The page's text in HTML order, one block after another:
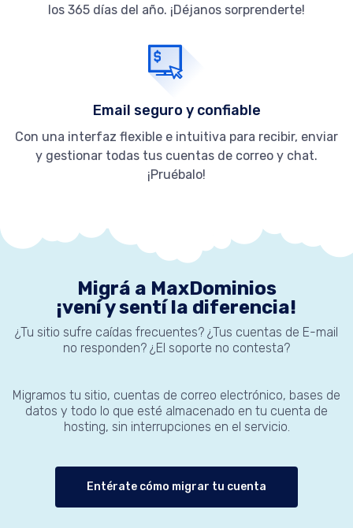
los 365 días del año. ¡Déjanos sorprenderte!
Email seguro y confiable
Con una interfaz flexible e intuitiva para recibir, enviar
y gestionar todas tus cuentas de correo y chat.
¡Pruébalo!
Migrá a MaxDominios
¡vení y sentí la diferencia!
¿Tu sitio sufre caídas frecuentes? ¿Tus cuentas de E-mail
no responden? ¿El soporte no contesta?
Migramos tu sitio, cuentas de correo electrónico, bases de
datos y todo lo que esté almacenado en tu cuenta de
hosting, sin interrupciones en el servicio.
Entérate cómo migrar tu cuenta